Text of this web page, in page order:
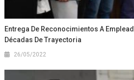
Entrega De Reconocimientos A
Décadas De Trayectoria
26/05/2022